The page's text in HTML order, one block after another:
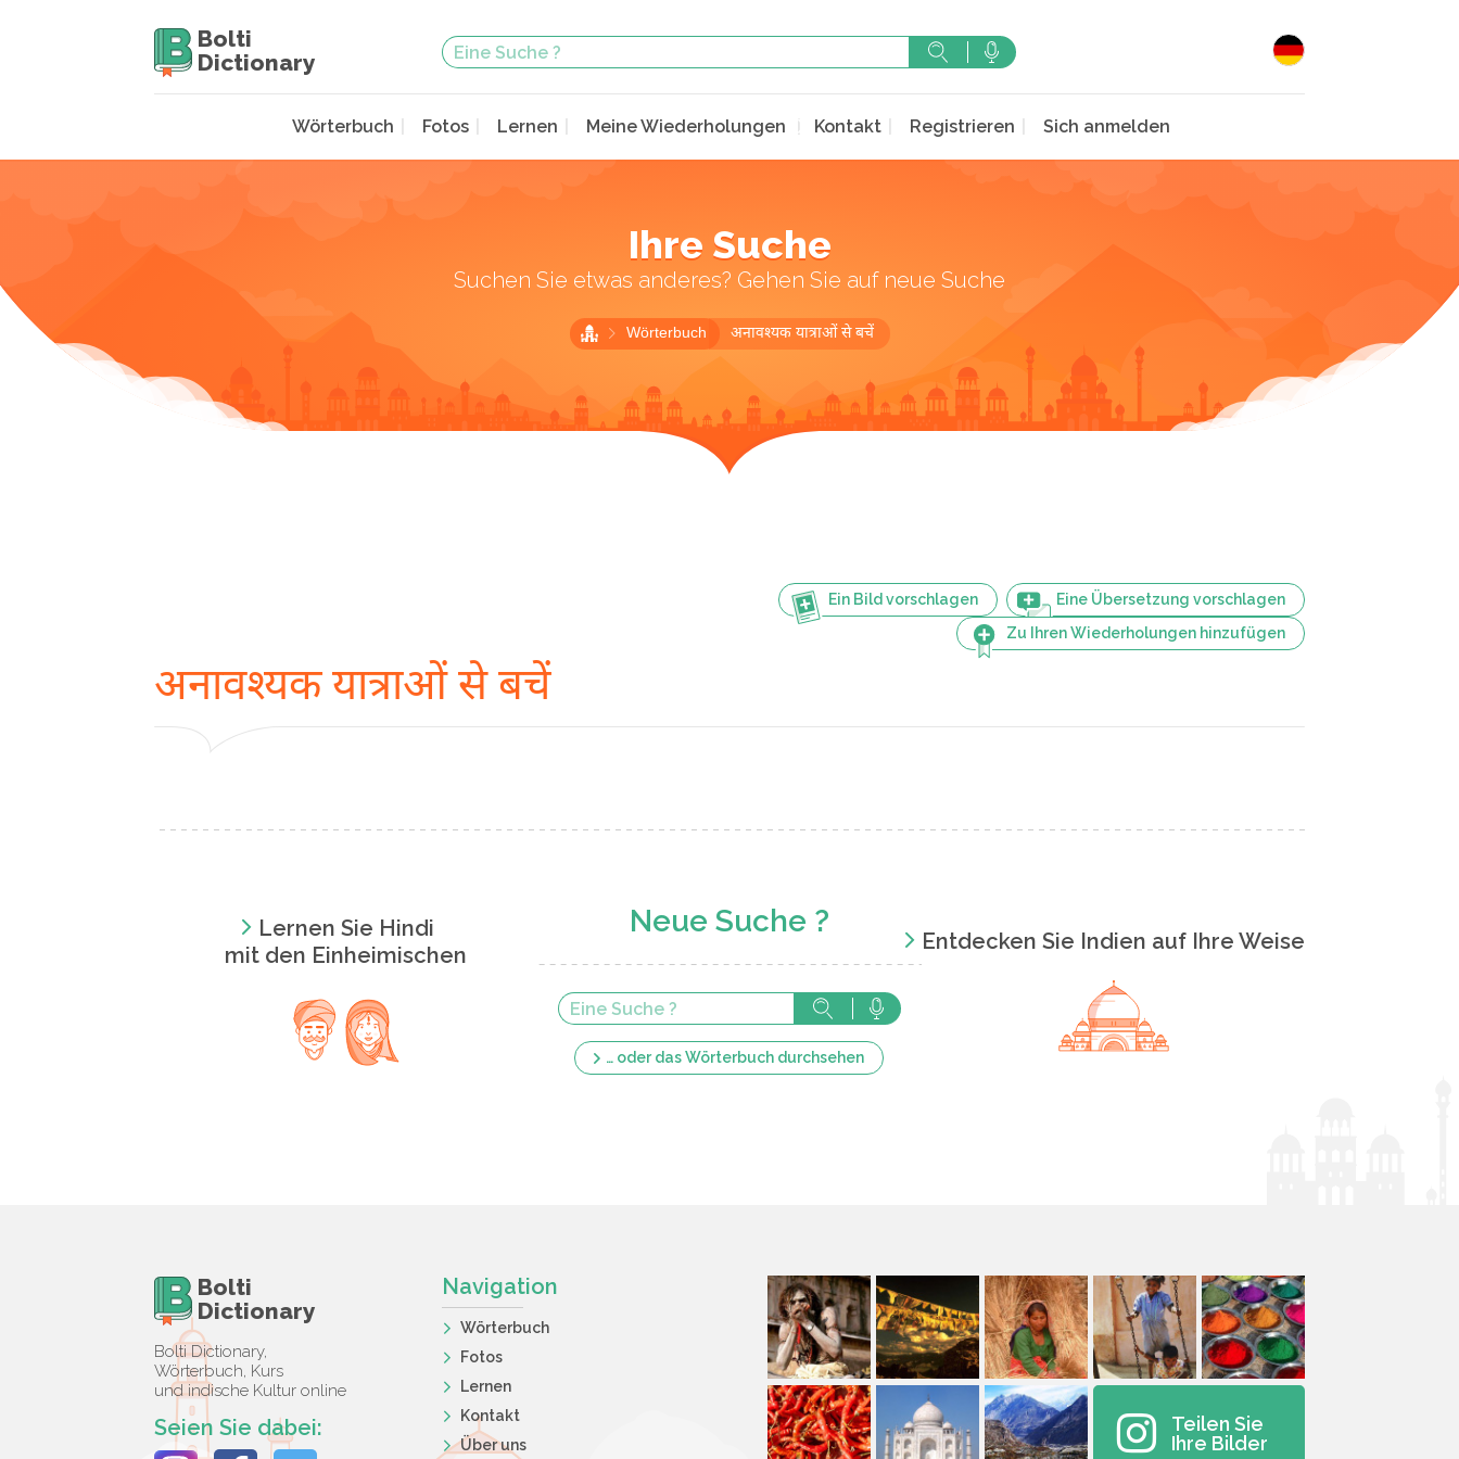
Bolti
Dictionary
Wörterbuch Fotos Lernen Meine Wiederholungen Kontakt Registrieren Sich anmelden
Ihre Suche
Suchen Sie etwas anderes? Gehen Sie auf neue Suche
Wörterbuch अनावश्यक यात्राओं से बचें
Ein Bild vorschlagen
Eine Übersetzung vorschlagen
Zu Ihren Wiederholungen hinzufügen
अनावश्यक यात्राओं से बचें
Lernen Sie Hindi
mit den Einheimischen
Neue Suche ?
… oder das Wörterbuch durchsehen
Entdecken Sie Indien auf Ihre Weise
Bolti
Dictionary
Bolti Dictionary,
Wörterbuch, Kurs
und indische Kultur online
Seien Sie dabei:
Navigation
Wörterbuch
Fotos
Lernen
Kontakt
Über uns
Teilen Sie
Ihre Bilder